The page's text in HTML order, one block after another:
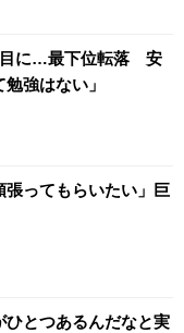
目に…最下位転落 安
強はない」
ってもらいたい」巨
ひとつあるんだなと実